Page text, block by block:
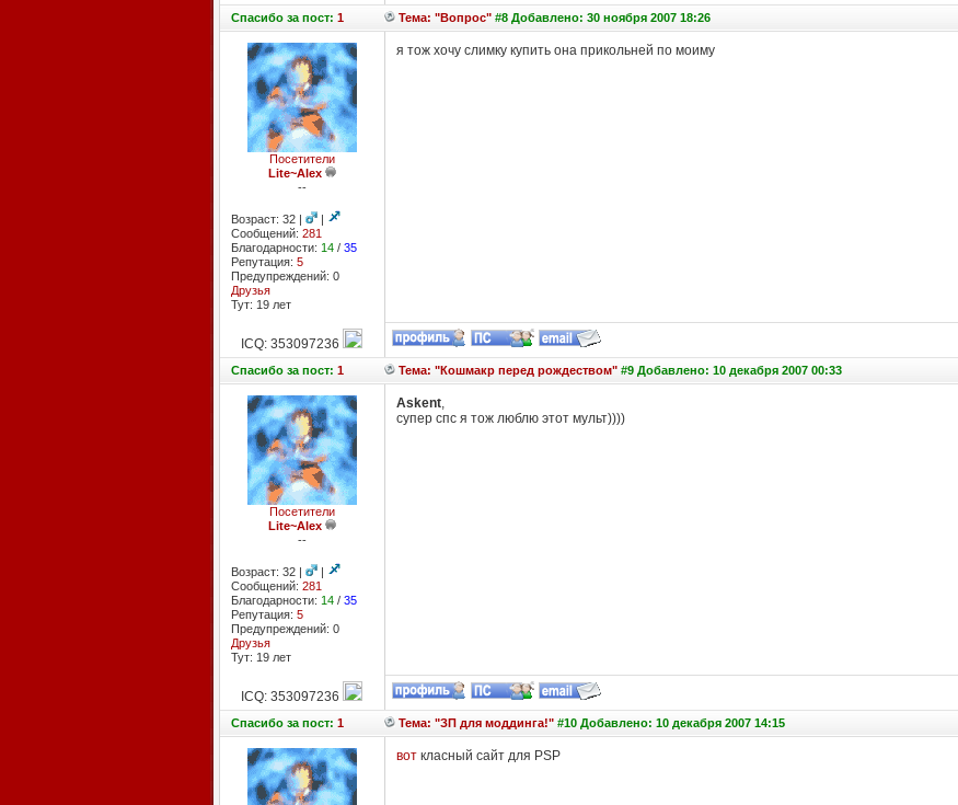
Спасибоза пост: 1 Тема: "Вопрос"#8 Добавлено: 30 ноября 2007 18:26
Посетители
Lite~Alex
--
Возраст: 32 |
|
Сообщений: 281
Благодарности: 14/ 35
Репутация: 5
Предупреждений: 0
Друзья
Тут: 19 лет
я тож хочу слимку купить она прикольней по моиму
ICQ: 353097236
Спасибоза пост: 1 Тема: "Кошмакр перед рождеством"#9 Добавлено: 10 декабря 2007 00:33
Посетители
Lite~Alex
--
Возраст: 32 |
|
Сообщений: 281
Благодарности: 14/ 35
Репутация: 5
Предупреждений: 0
Друзья
Тут: 19 лет
Askent,
супер спс я тож люблю этот мульт))))
ICQ: 353097236
Спасибоза пост: 1 Тема: "ЗП для моддинга!"#10 Добавлено: 10 декабря 2007 14:15
воткласный сайт для PSP